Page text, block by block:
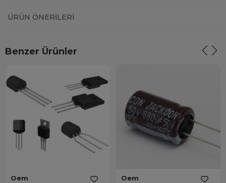
ÜRÜN ÖNERILERI
Benzer Ürünler
Oem Oem